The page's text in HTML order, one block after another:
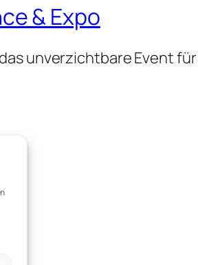
& Expo
unverzichtbare Event